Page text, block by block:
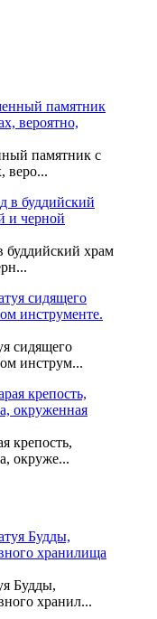
памятник с
веро...
буддийский храм
сидящего
инструм...
крепость,
окруже...
Будды,
хранил...